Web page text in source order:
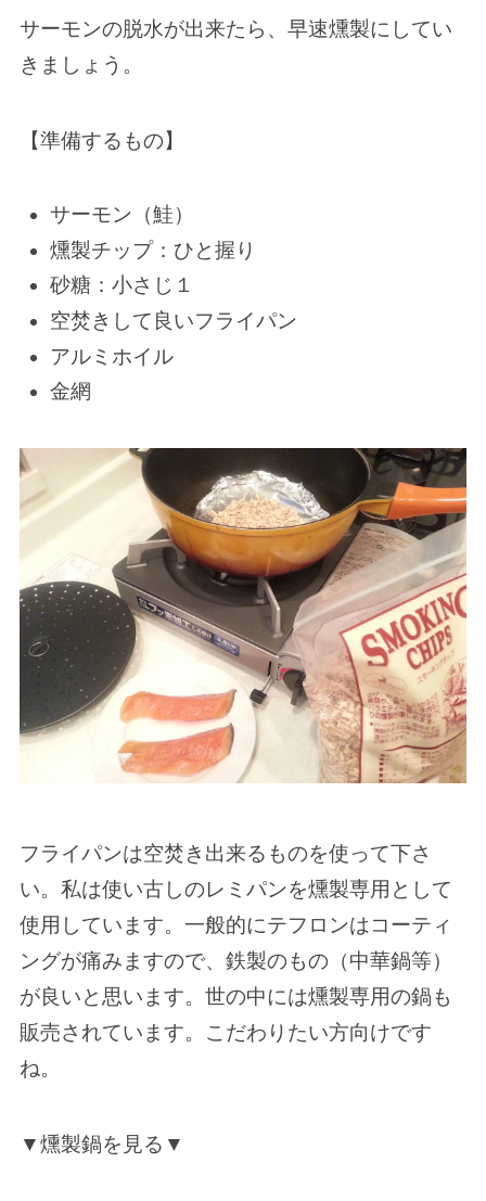
サーモンの脱水が出来たら、早速燻製にしてい
きましょう。
【準備するもの】
サーモン（鮭）
燻製チップ：ひと握り
砂糖：小さじ１
空焚きして良いフライパン
アルミホイル
金網
フライパンは空焚き出来るものを使って下さ
い。私は使い古しのレミパンを燻製専用として
使用しています。一般的にテフロンはコーティ
ングが痛みますので、鉄製のもの（中華鍋等）
が良いと思います。世の中には燻製専用の鍋も
販売されています。こだわりたい方向けです
ね。
▼燻製鍋を見る▼